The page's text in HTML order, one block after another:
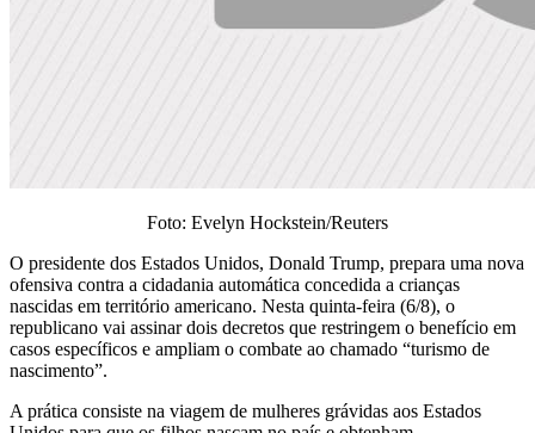
Foto: Evelyn Hockstein/Reuters
O presidente dos Estados Unidos, Donald Trump, prepara uma nova
ofensiva contra a cidadania automática concedida a crianças
nascidas em território americano. Nesta quinta-feira (6/8), o
republicano vai assinar dois decretos que restringem o benefício em
casos específicos e ampliam o combate ao chamado “turismo de
nascimento”.
A prática consiste na viagem de mulheres grávidas aos Estados